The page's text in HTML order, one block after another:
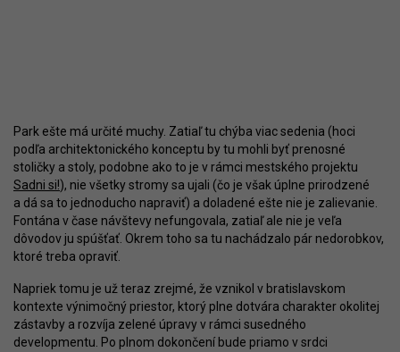
Park ešte má určité muchy. Zatiaľ tu chýba viac sedenia (hoci
podľa architektonického konceptu by tu mohli byť prenosné
stoličky a stoly, podobne ako to je v rámci mestského projektu
Sadni si!), nie všetky stromy sa ujali (čo je však úplne prirodzené
a dá sa to jednoducho napraviť) a doladené ešte nie je zalievanie.
Fontána v čase návštevy nefungovala, zatiaľ ale nie je veľa
dôvodov ju spúšťať. Okrem toho sa tu nachádzalo pár nedorobkov,
ktoré treba opraviť.
Napriek tomu je už teraz zrejmé, že vznikol v bratislavskom
kontexte výnimočný priestor, ktorý plne dotvára charakter okolitej
zástavby a rozvíja zelené úpravy v rámci susedného
developmentu. Po plnom dokončení bude priamo v srdci